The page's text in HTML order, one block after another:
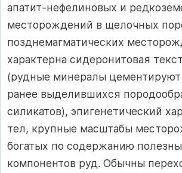
апатит-нефелино­вых и
месторождений в щелочных
позднемагматических
характерна сидеронитовая
(рудные минералы
ранее выделившихся
силикатов), эпигенетический
тел, крупные масштабы
богатых по содержанию
компонентов руд. Обычны